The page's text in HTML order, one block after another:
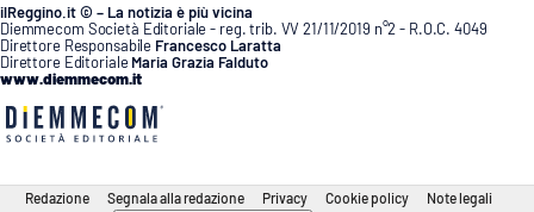
ilReggino.it © – La notizia è più vicina
Diemmecom Società Editoriale - reg. trib. VV 21/11/2019 n°2 - R.O.C. 4049
Direttore Responsabile Francesco Laratta
Direttore Editoriale Maria Grazia Falduto
www.diemmecom.it
Redazione Segnala alla redazione Privacy Cookie policy Note legali